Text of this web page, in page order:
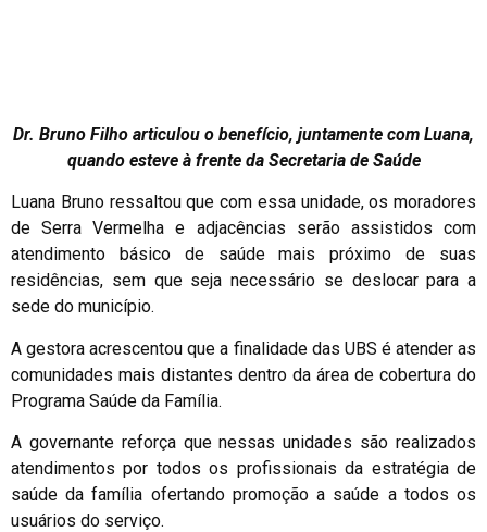
Dr. Bruno Filho articulou o benefício, juntamente com Luana,
quando esteve à frente da Secretaria de Saúde
Luana Bruno ressaltou que com essa unidade, os moradores
de Serra Vermelha e adjacências serão assistidos com
atendimento básico de saúde mais próximo de suas
residências, sem que seja necessário se deslocar para a
sede do município.
A gestora acrescentou que a finalidade das UBS é atender as
comunidades mais distantes dentro da área de cobertura do
Programa Saúde da Família.
A governante reforça que nessas unidades são realizados
atendimentos por todos os profissionais da estratégia de
saúde da família ofertando promoção a saúde a todos os
usuários do serviço.